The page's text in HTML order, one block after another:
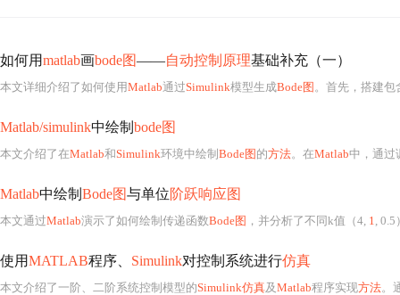
如何用matlab画bode图——自动控制原理基础补充（一）
本文详细介绍了如何使用Matlab通过Simulink模型生成Bode图 。首先，搭建包
Matlab/simulink中绘制 bode图
本文介绍了在Matlab和Simulink环境中绘制 Bode图 的方法。在Matlab中，通过
Matlab中绘制 Bode图与单位阶跃响应图
本文通过Matlab演示了如何绘制传递函数Bode图 ，并分析了不同k值（4, 1, 0.5
使用MATLAB程序、 Simulink对控制系统进行仿真
本文介绍了一阶、二阶系统控制模型的Simulink仿真及Matlab程序实现方法。